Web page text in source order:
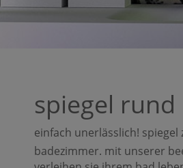
spiegel rund
einfach unerlässlich!
badezimmer. mit unserer